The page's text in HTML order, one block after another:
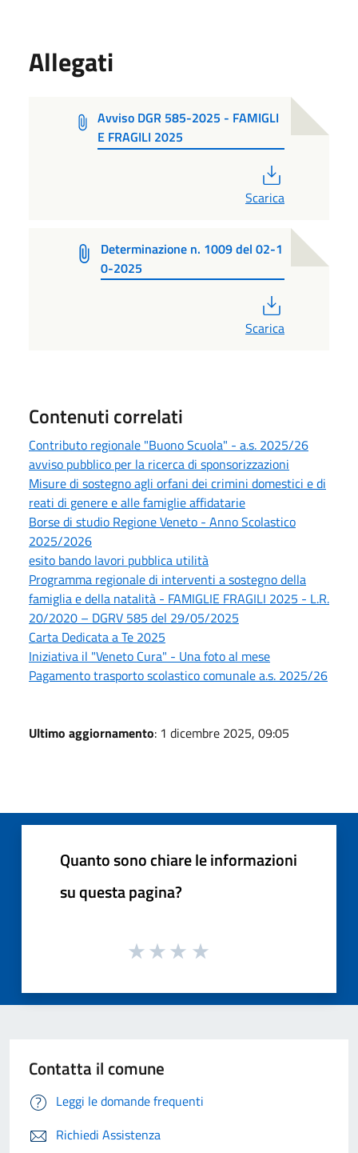
Allegati
Avviso DGR 585-2025 - FAMIGLI
E FRAGILI 2025
Scarica
Determinazione n. 1009 del 02-1
0-2025
Scarica
Contenuti correlati
Contributo regionale "Buono Scuola" - a.s. 2025/26
avviso pubblico per la ricerca di sponsorizzazioni
Misure di sostegno agli orfani dei crimini domestici e di
reati di genere e alle famiglie affidatarie
Borse di studio Regione Veneto - Anno Scolastico
2025/2026
esito bando lavori pubblica utilità
Programma regionale di interventi a sostegno della
famiglia e della natalità - FAMIGLIE FRAGILI 2025 - L.R.
20/2020 – DGRV 585 del 29/05/2025
Carta Dedicata a Te 2025
Iniziativa il "Veneto Cura" - Una foto al mese
Pagamento trasporto scolastico comunale a.s. 2025/26
Ultimo aggiornamento: 1 dicembre 2025, 09:05
Quanto sono chiare le informazioni
su questa pagina?
Contatta il comune
Leggi le domande frequenti
Richiedi Assistenza